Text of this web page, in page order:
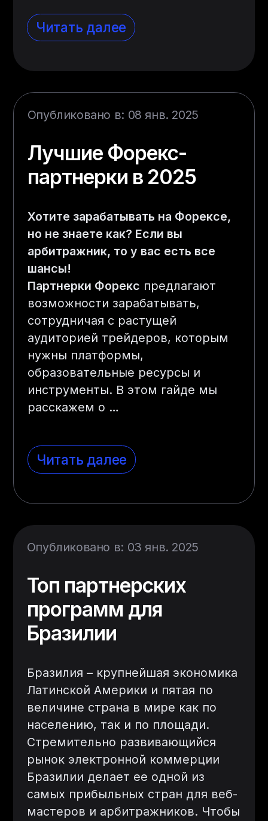
Читать далее
Опубликовано в: 08 янв. 2025
Лучшие Форекс-
партнерки в 2025
Хотите зарабатывать на Форексе,
но не знаете как? Если вы
арбитражник, то у вас есть все
шансы!
Партнерки Форекс предлагают
возможности зарабатывать,
сотрудничая с растущей
аудиторией трейдеров, которым
нужны платформы,
образовательные ресурсы и
инструменты. В этом гайде мы
расскажем о …
Читать далее
Опубликовано в: 03 янв. 2025
Топ партнерских
программ для
Бразилии
Бразилия – крупнейшая экономика
Латинской Америки и пятая по
величине страна в мире как по
населению, так и по площади.
Стремительно развивающийся
рынок электронной коммерции
Бразилии делает ее одной из
самых прибыльных стран для веб-
мастеров и арбитражников. Чтобы